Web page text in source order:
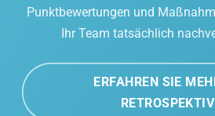
Punktbewertungen und
Ihr Team tatsächlich
ERFAHREN SIE